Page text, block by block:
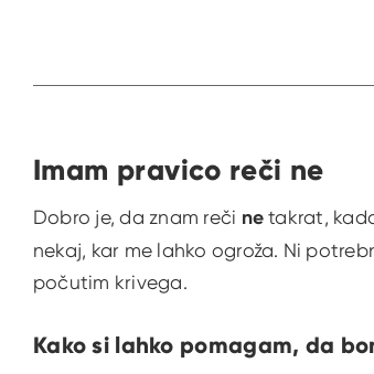
Imam pravico reči ne
Dobro je, da znam reči netakrat,
nekaj, kar me lahko ogroža. Ni
počutim krivega.
Kako si lahko pomagam, da